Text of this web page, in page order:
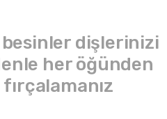
dişlerinizi
her öğünden